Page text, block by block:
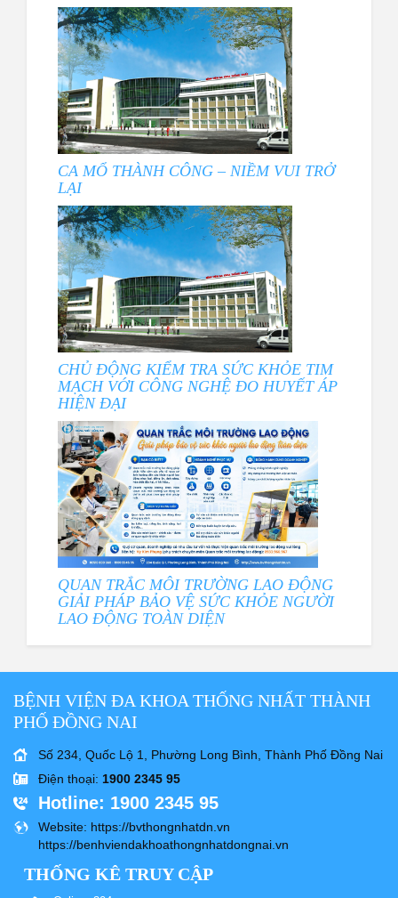
CA MỔ THÀNH CÔNG – NIỀM VUI TRỞ
LẠI
CHỦ ĐỘNG KIỂM TRA SỨC KHỎE TIM
MẠCH VỚI CÔNG NGHỆ ĐO HUYẾT ÁP
HIỆN ĐẠI
QUAN TRẮC MÔI TRƯỜNG LAO ĐỘNG
GIẢI PHÁP BẢO VỆ SỨC KHỎE NGƯỜI
LAO ĐỘNG TOÀN DIỆN
BỆNH VIỆN ĐA KHOA THỐNG NHẤT THÀNH
PHỐ ĐỒNG NAI
Số 234, Quốc Lộ 1, Phường Long Bình, Thành Phố Đồng Nai
Điện thoại: 1900 2345 95
Hotline: 1900 2345 95
Website: https://bvthongnhatdn.vn
https://benhviendakhoathongnhatdongnai.vn
THỐNG KÊ TRUY CẬP